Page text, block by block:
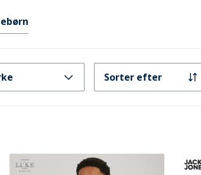
Sorter efter